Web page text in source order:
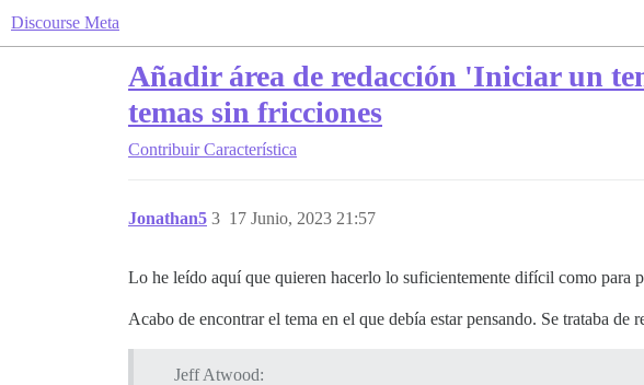
Discourse Meta
Añadir área de redacción 'Iniciar un
temas sin fricciones
Contribuir Característica
Jonathan5 17 Junio, 2023 21:57
3
Lo he leído aquí que quieren hacerlo lo suficientemente difícil como para
Acabo de encontrar el tema en el que debía estar pensando. Se trataba
Jeff Atwood: